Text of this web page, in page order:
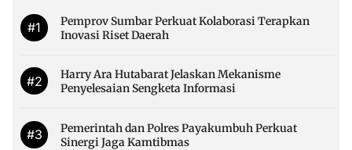
#1
Pemprov Sumbar Perkuat Kolaborasi Terapkan
Inovasi Riset Daerah
#2
Harry Ara Hutabarat Jelaskan Mekanisme
Penyelesaian Sengketa Informasi
#3
Pemerintah dan Polres Payakumbuh Perkuat
Sinergi Jaga Kamtibmas